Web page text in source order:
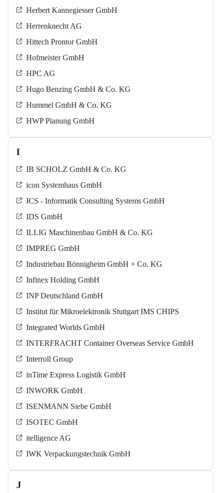
Herbert Kannegiesser GmbH
Herrenknecht AG
Hittech Prontor GmbH
Hofmeister GmbH
HPC AG
Hugo Benzing GmbH & Co. KG
Hummel GmbH & Co. KG
HWP Planung GmbH
I
IB SCHOLZ GmbH & Co. KG
icon Systemhaus GmbH
ICS - Informatik Consulting Systems GmbH
IDS GmbH
ILLIG Maschinenbau GmbH & Co. KG
IMPREG GmbH
Industriebau Bönnigheim GmbH + Co. KG
Infinex Holding GmbH
INP Deutschland GmbH
Institut für Mikroelektronik Stuttgart IMS CHIPS
Integrated Worlds GmbH
INTERFRACHT Container Overseas Service GmbH
Interroll Group
inTime Express Logistik GmbH
INWORK GmbH
ISENMANN Siebe GmbH
ISOTEC GmbH
itelligence AG
IWK Verpackungstechnik GmbH
J